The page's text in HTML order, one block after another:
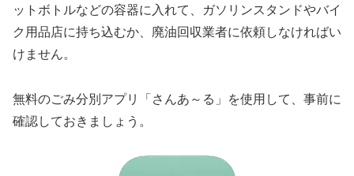
ットボトルなどの容器に入れて、ガソリンスタンドやバイ
ク用品店に持ち込むか、廃油回収業者に依頼しなければい
けません。
無料のごみ分別アプリ「さんあ～る」を使用して、事前に
確認しておきましょう。